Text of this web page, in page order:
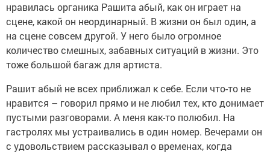
нравилась органика Рашита абый, как он играет на
сцене, какой он неординарный. В жизни он был один, а
на сцене совсем другой. У него было огромное
количество смешных, забавных ситуаций в жизни. Это
тоже большой багаж для артиста.
Рашит абый не всех приближал к себе. Если что-то не
нравится – говорил прямо и не любил тех, кто донимает
пустыми разговорами. А меня как-то полюбил. На
гастролях мы устраивались в один номер. Вечерами он
с удовольствием рассказывал о временах, когда